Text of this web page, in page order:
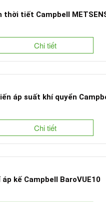
thời tiết Campbell
Chi tiết
áp suất khí quyển
Chi tiết
áp kế Campbell BaroVUE10